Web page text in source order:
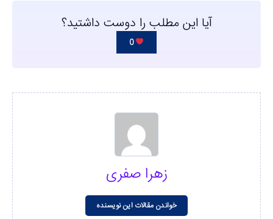
آیا این مطلب را دوست داشتید؟
0
زهرا صفری
خواندن مقالات این نویسنده